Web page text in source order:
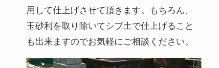
用して仕上げさせて頂きます。もちろん、
玉砂利を取り除いてシブ土で仕上げること
も出来ますのでお気軽にご相談ください。